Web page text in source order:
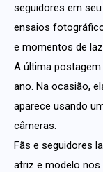
seguidores em
ensaios
e momentos de
A última
ano. Na ocasião,
aparece usando
câmeras.
Fãs e seguidores
atriz e modelo